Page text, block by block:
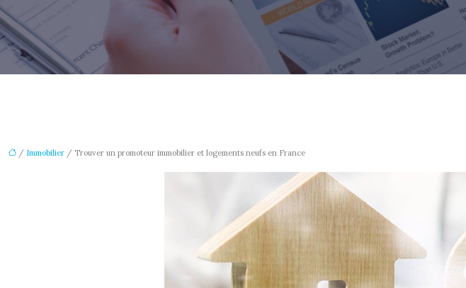
/ Immobilier / Trouver un promoteur immobilier et logements neufs en France